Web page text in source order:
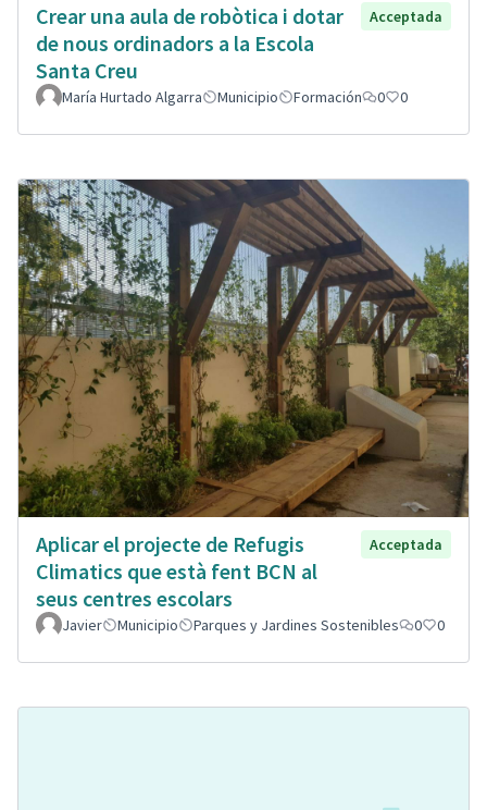
Crear una aula de robòtica i dotar
de nous ordinadors a la Escola
Santa Creu
Acceptada
María Hurtado Algarra Municipio Formación 0 0
Aplicar el projecte de Refugis
Climatics que està fent BCN al
seus centres escolars
Acceptada
Javier Municipio Parques y Jardines Sostenibles 0 0